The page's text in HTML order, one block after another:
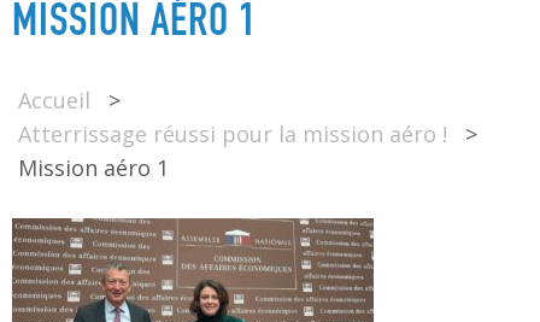
DÉPUTÉ 2017 – 2022
MISSION AÉRO 1
Accueil
>
Atterrissage réussi pour la mission aéro !
>
Mission aéro 1